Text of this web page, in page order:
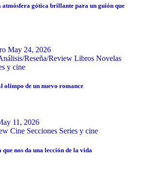
atmósfera gótica brillante para un guión que
May 24, 2026
Reseña/Review Libros Novelas
y cine
olimpo de un nuevo romance
11, 2026
Cine Secciones Series y cine
que nos da una lección de la vida